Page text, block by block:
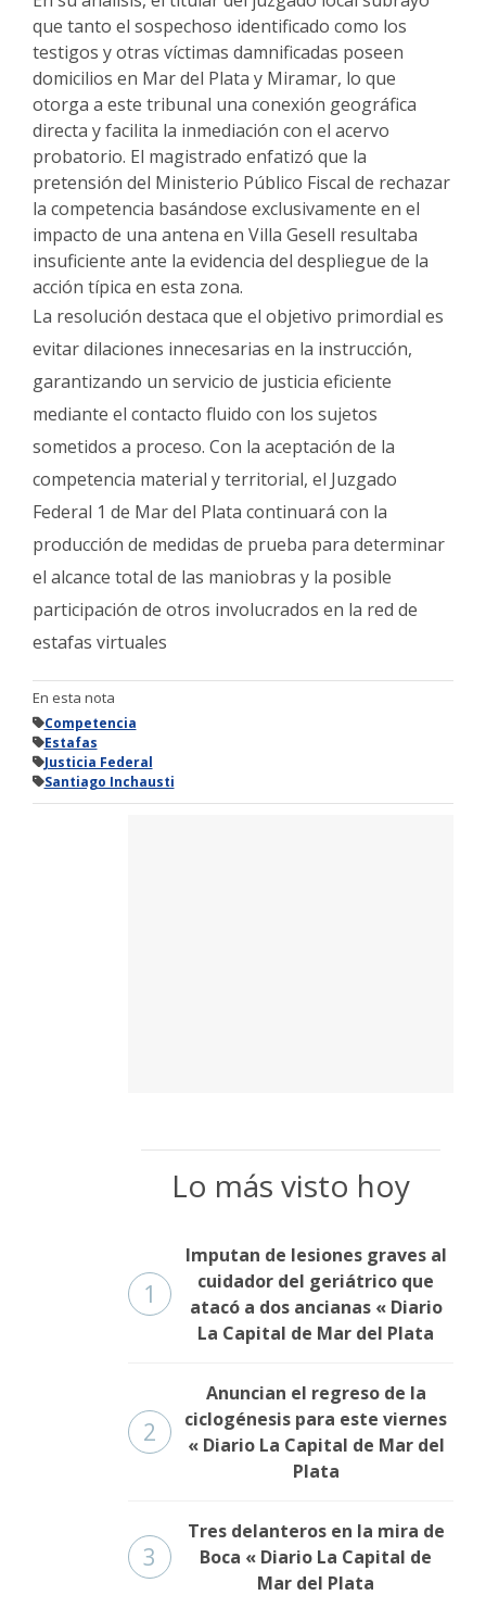
que tanto el sospechoso identificado como los
testigos y otras víctimas damnificadas poseen
domicilios en Mar del Plata y Miramar, lo que
otorga a este tribunal una conexión geográfica
directa y facilita la inmediación con el acervo
probatorio. El magistrado enfatizó que la
pretensión del Ministerio Público Fiscal de rechazar
la competencia basándose exclusivamente en el
impacto de una antena en Villa Gesell resultaba
insuficiente ante la evidencia del despliegue de la
acción típica en esta zona.
La resolución destaca que el objetivo primordial es
evitar dilaciones innecesarias en la instrucción,
garantizando un servicio de justicia eficiente
mediante el contacto fluido con los sujetos
sometidos a proceso. Con la aceptación de la
competencia material y territorial, el Juzgado
Federal 1 de Mar del Plata continuará con la
producción de medidas de prueba para determinar
el alcance total de las maniobras y la posible
participación de otros involucrados en la red de
estafas virtuales
En esta nota
Competencia
Estafas
Justicia Federal
Santiago Inchausti
Lo más visto hoy
1
Imputan de lesiones graves al
cuidador del geriátrico que
atacó a dos ancianas « Diario
La Capital de Mar del Plata
2
Anuncian el regreso de la
ciclogénesis para este viernes
« Diario La Capital de Mar del
Plata
3
Tres delanteros en la mira de
Boca « Diario La Capital de
Mar del Plata